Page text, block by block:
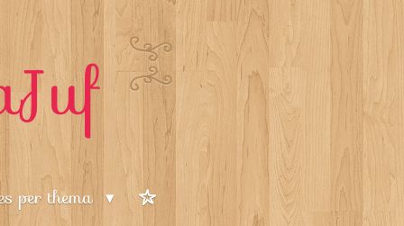
per thema